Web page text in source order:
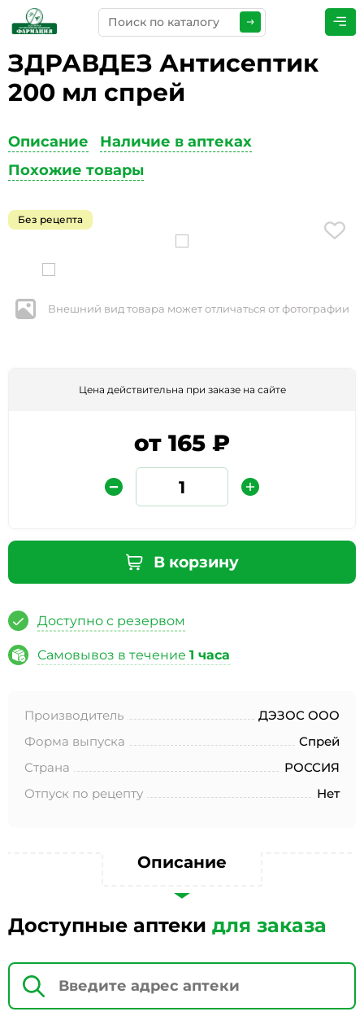
ЗДРАВДЕЗ Антисептик
200 мл спрей
Описание
Наличие в аптеках
Похожие товары
Без рецепта
Внешний вид товара может отличаться от фотографии
Цена действительна при заказе на сайте
от 165 ₽
В корзину
Доступно с резервом
Самовывоз в течение 1 часа
Производитель
ДЭЗОС ООО
Форма выпуска
Спрей
Страна
РОССИЯ
Отпуск по рецепту
Нет
Описание
Доступные аптеки для заказа
ПРЕДСТАВЬТЕСЬ*
ТЕЛЕФОН*
ЭЛЕКТРОННАЯ ПОЧТА
КОММЕНТАРИИ*
Защита от автоматических сообщений
соответствии с Федеральным законом от 27.07.2006 года
целей, определенных в Согласии на обработку